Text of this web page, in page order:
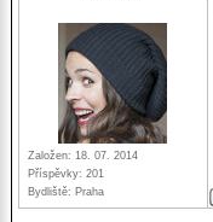
Založen: 18. 07. 2014
Příspěvky: 201
Bydliště: Praha